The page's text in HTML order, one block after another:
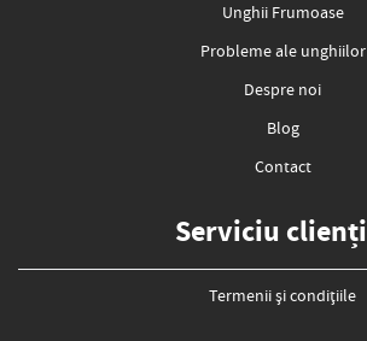
Unghii Frumoase
Probleme ale unghiilor
Despre noi
Blog
Contact
Serviciu clienți
Termenii și condițiile